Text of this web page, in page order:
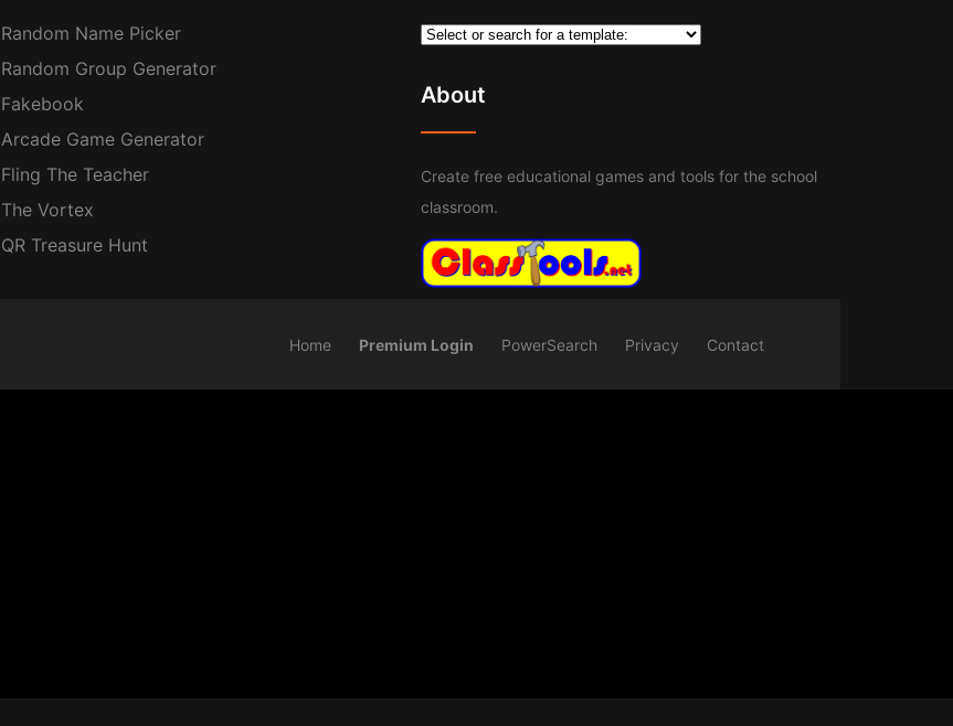
Random Name Picker
Random Group Generator
Fakebook
Arcade Game Generator
Fling The Teacher
The Vortex
QR Treasure Hunt
About
Create free educational games and tools for the school
classroom.
Home Premium Login PowerSearch Privacy Contact